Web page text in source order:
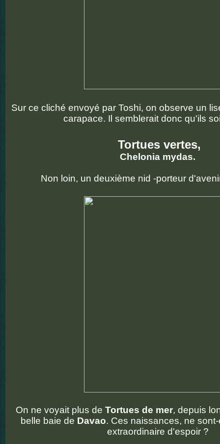
Sur ce cliché envoyé par Toshi, on observe un
carapace. Il semblerait donc qu'ils
Tortues vertes,
Chelonia mydas.
Non loin, un deuxième nid -porteur
On ne voyait plus de Tortues de mer, depuis
belle baie de Davao. Ces naissances, ne
extraordinaire d'espoir ?